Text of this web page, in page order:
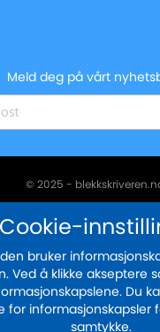
Meld deg på vårt
© 2025 -
Cookie-
bruker
Ved å klikke akseptere
Du
for informasjonskapsler
samtykke.